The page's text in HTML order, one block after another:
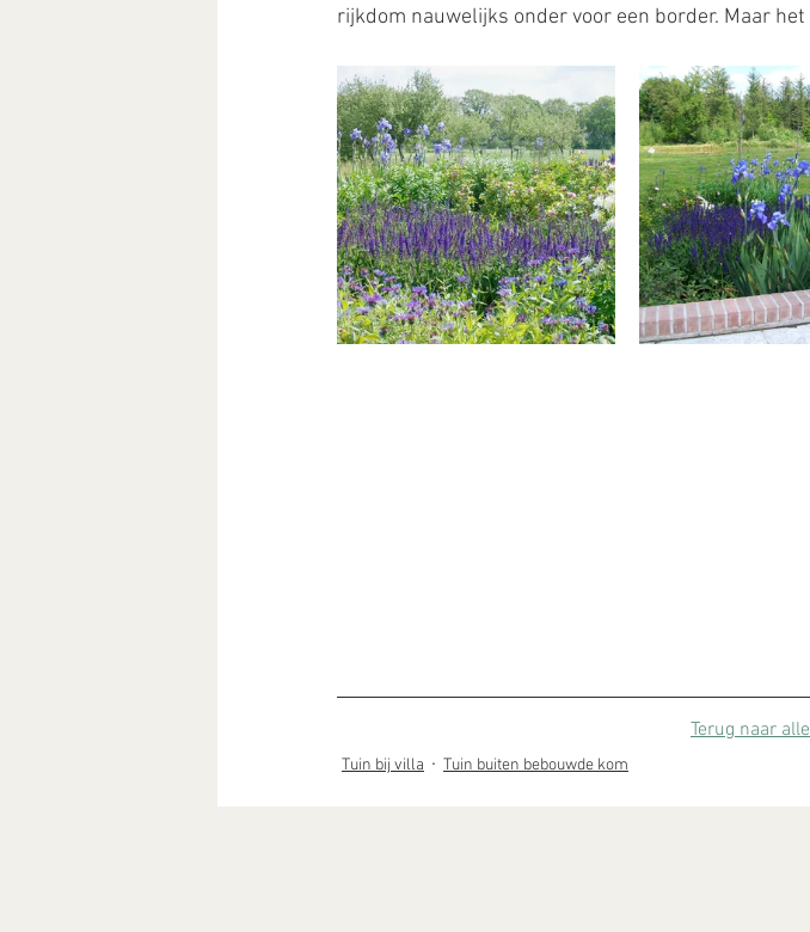
rijkdom nauwelijks onder voor een border. Maar
Terug naar
Tuin bij villa Tuin buiten bebouwde kom